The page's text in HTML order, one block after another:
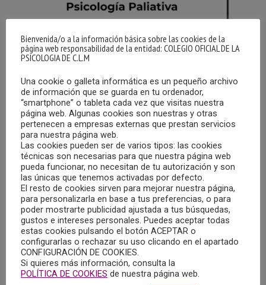
INFOCOP SE HACE ECO DE UNA RECOGIDA DE
FIRMAS PARA APOYAR LA CREACIÓN DE LA
ESPECIALIDAD DE PSICOONCOLOGÍA Y
PSICOLOGÍA PALIATIVA
21/02/2024
La publicación Infocop Online se ha hecho eco del apoyo
del Consejo General de la Psicología de España a la
puesta en marcha una recogida de firmas para apoyar la
creación de la Especialidad de Psicooncología y Psicología
Paliativa.
MÁS
Bienvenida/o a la información básica sobre las cookies de la
página web responsabilidad de la entidad: COLEGIO OFICIAL DE LA
PSICOLOGIA DE C.L.M
Una cookie o galleta informática es un pequeño archivo
de información que se guarda en tu ordenador,
“smartphone” o tableta cada vez que visitas nuestra
página web. Algunas cookies son nuestras y otras
pertenecen a empresas externas que prestan servicios
para nuestra página web.
Las cookies pueden ser de varios tipos: las cookies
técnicas son necesarias para que nuestra página web
pueda funcionar, no necesitan de tu autorización y son
las únicas que tenemos activadas por defecto.
El resto de cookies sirven para mejorar nuestra página,
para personalizarla en base a tus preferencias, o para
poder mostrarte publicidad ajustada a tus búsquedas,
gustos e intereses personales. Puedes aceptar todas
estas cookies pulsando el botón ACEPTAR o
configurarlas o rechazar su uso clicando en el apartado
CONFIGURACIÓN DE COOKIES.
Si quieres más información, consulta la
POLÍTICA DE COOKIES de nuestra página web.